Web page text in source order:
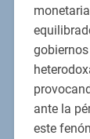
ante la
este